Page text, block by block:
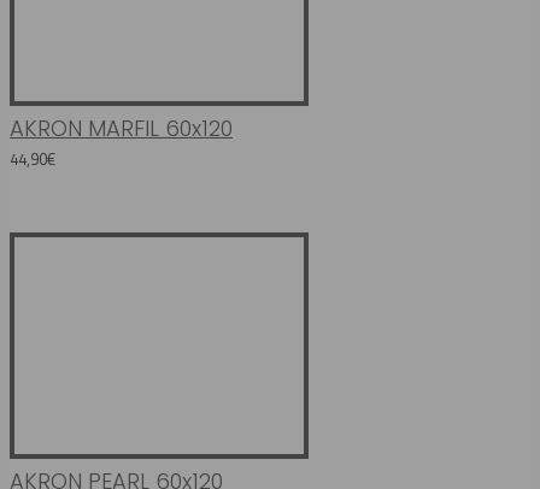
AKRON MARFIL 60x120
44,90€
AKRON PEARL 60x120